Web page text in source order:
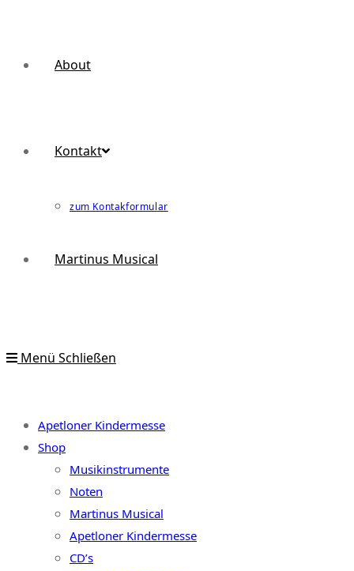
About
Kontakt
zum Kontakformular
Martinus Musical
Menü Schließen
Apetloner Kindermesse
Shop
Musikinstrumente
Noten
Martinus Musical
Apetloner Kindermesse
CD’s